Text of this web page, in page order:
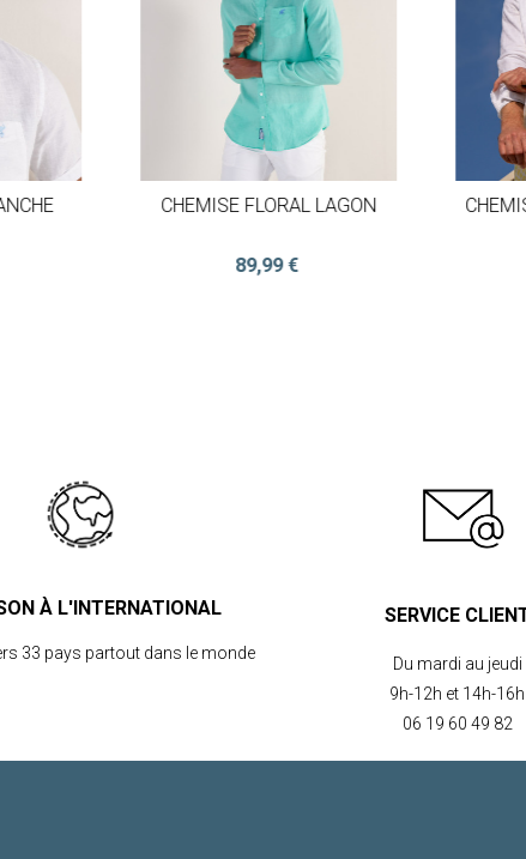
CHEMISE FLORAL LAGON
89,99 €
À L'INTERNATIONAL
33 pays partout dans le monde
SERVICE
Du mardi au jeudi
9h-12h et 14h-16h
06 19 60 49 82